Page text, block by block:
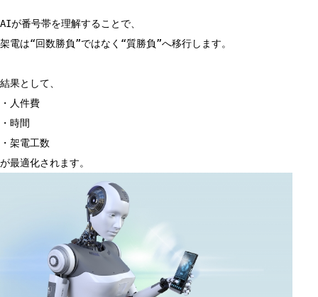
AIが番号帯を理解することで、
架電は“回数勝負”ではなく“質勝負”へ移行します。
結果として、
・人件費
・時間
・架電工数
が最適化されます。